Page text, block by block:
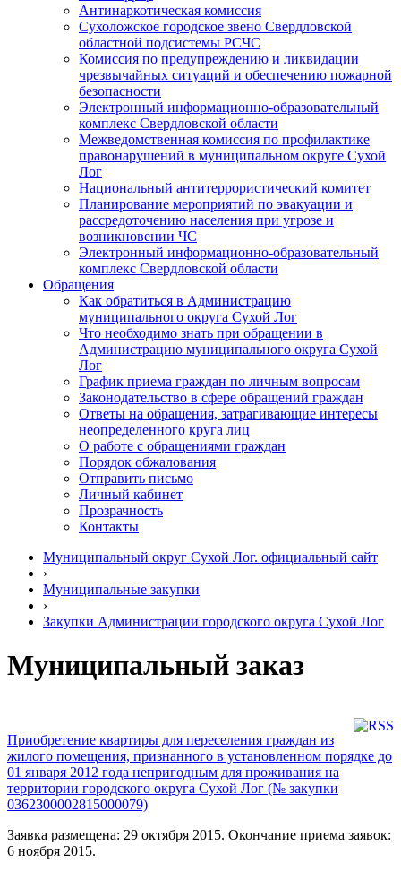
Антинаркотическая комиссия
Сухоложское городское звено Свердловской
областной подсистемы РСЧС
Комиссия по предупреждению и ликвидации
чрезвычайных ситуаций и обеспечению пожарной
безопасности
Электронный информационно-образовательный
комплекс Cвердловской области
Межведомственная комиссия по профилактике
правонарушений в муниципальном округе Сухой
Лог
Национальный антитеррористический комитет
Планирование мероприятий по эвакуации и
рассредоточению населения при угрозе и
возникновении ЧС
Электронный информационно-образовательный
комплекс Свердловской области
Обращения
Как обратиться в Администрацию
муниципального округа Сухой Лог
Что необходимо знать при обращении в
Администрацию муниципального округа Сухой
Лог
График приема граждан по личным вопросам
Законодательство в сфере обращений граждан
Ответы на обращения, затрагивающие интересы
неопределенного круга лиц
О работе с обращениями граждан
Порядок обжалования
Отправить письмо
Личный кабинет
Прозрачность
Контакты
Муниципальный округ Сухой Лог. официальный сайт
›
Муниципальные закупки
›
Закупки Администрации городского округа Сухой Лог
Муниципальный заказ
Приобретение квартиры для переселения граждан из
жилого помещения, признанного в установленном порядке до
01 января 2012 года непригодным для проживания на
территории городского округа Сухой Лог (№ закупки
0362300002815000079)
Заявка размещена: 29 октября 2015. Окончание приема заявок:
6 ноября 2015.